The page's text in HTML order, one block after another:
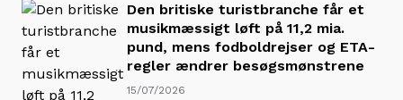
Den britiske turistbranche får et
musikmæssigt løft på 11,2 mia.
pund, mens fodboldrejser og ETA-
regler ændrer besøgsmønstrene
15/07/2026